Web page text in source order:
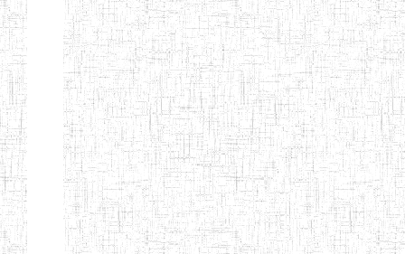
ENIEG
MODERNE
SAINTE MARIE
04/08/2010 ENIEG
ENIEG PRIVEE
BILINGUE LES
BOSONS
04/08/2010 ENIEG
ENIEG BILINGUE
01/08/2014 ENIEG